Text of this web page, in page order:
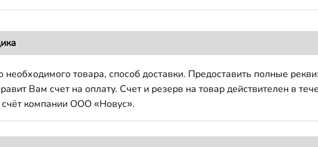
товара, способ доставки. Предоставить полные
Вам счет на оплату. Счет и резерв на товар действителен в
компании ООО «Новус».